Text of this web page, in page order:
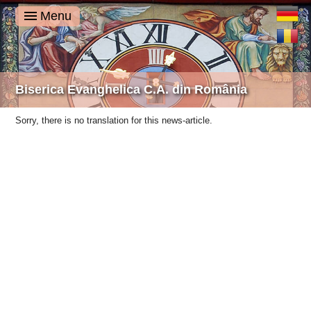
Biserica Evanghelica C.A. din România
Sorry, there is no translation for this news-article.
Deutsch
Română
Menu